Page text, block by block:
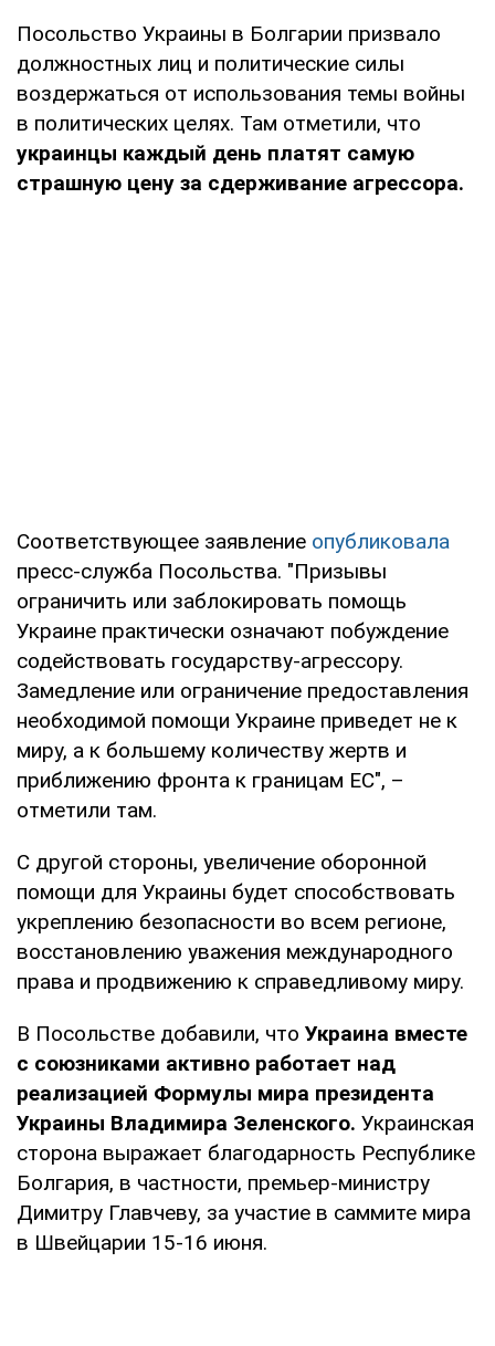
Посольство Украины в Болгарии призвало
должностных лиц и политические силы
воздержаться от использования темы войны
в политических целях. Там отметили, что
украинцы каждый день платят самую
страшную цену за сдерживание агрессора.
Соответствующее заявление опубликовала
пресс-служба Посольства. "Призывы
ограничить или заблокировать помощь
Украине практически означают побуждение
содействовать государству-агрессору.
Замедление или ограничение предоставления
необходимой помощи Украине приведет не к
миру, а к большему количеству жертв и
приближению фронта к границам ЕС", –
отметили там.
С другой стороны, увеличение оборонной
помощи для Украины будет способствовать
укреплению безопасности во всем регионе,
восстановлению уважения международного
права и продвижению к справедливому миру.
В Посольстве добавили, что Украина вместе
с союзниками активно работает над
реализацией Формулы мира президента
Украины Владимира Зеленского. Украинская
сторона выражает благодарность Республике
Болгария, в частности, премьер-министру
Димитру Главчеву, за участие в саммите мира
в Швейцарии 15-16 июня.